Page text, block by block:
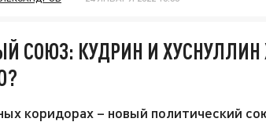
СОЮЗ: КУДРИН И ХУСНУЛЛИН
коридорах – новый политический